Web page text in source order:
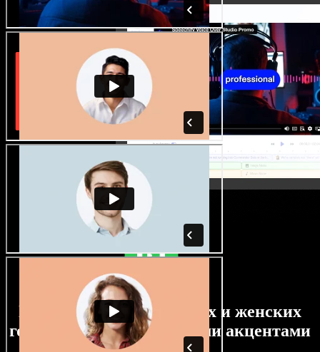
Большой выбор мужских и женских
голосов с самыми разными акцентами